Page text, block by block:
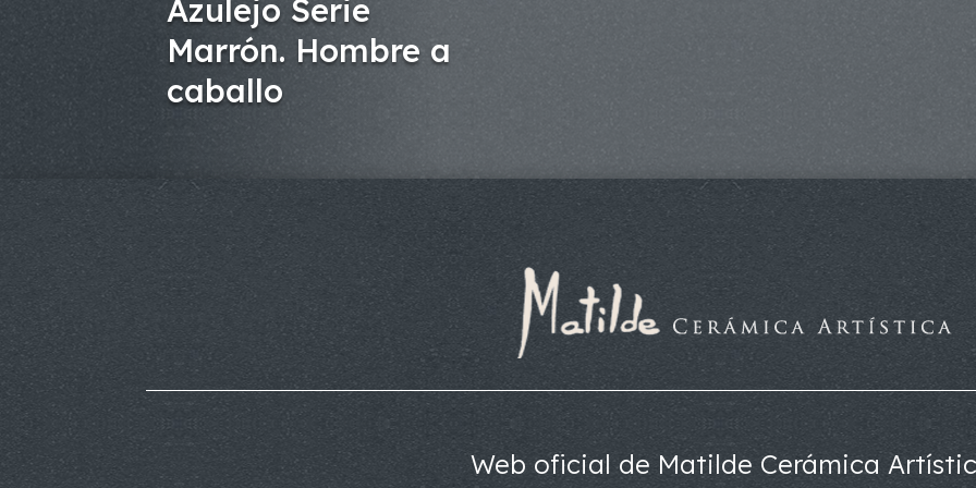
Azulejo Serie
Marrón. Hombre a
caballo
Web oficial de Matilde Cerámica